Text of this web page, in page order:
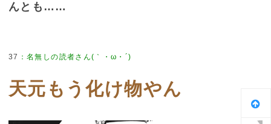
んとも……
37 ：名無しの読者さん(｀・ω・´)
天元もう化け物やん